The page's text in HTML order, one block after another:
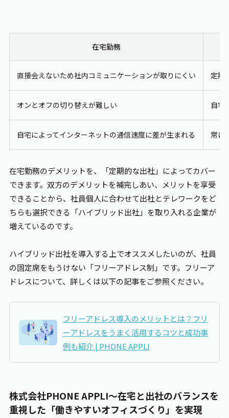
在宅勤務
直接会えないため社内コミュニケーションが取りにくい 定期
オンとオフの切り替えが難しい 自宅
自宅によってインターネットの通信速度に差が生まれる 常に
在宅勤務のデメリットを、「定期的な出社」によってカバー
できます。双方のデメリットを補完しあい、メリットを享受
できることから、社員個人に合わせて出社とテレワークをど
ちらも選択できる「ハイブリッド出社」を取り入れる企業が
増えているのです。
ハイブリッド出社を導入する上でオススメしたいのが、社員
の固定席をもうけない「フリーアドレス制」です。フリーア
ドレスについて、詳しくは以下の記事をご参照ください。
フリーアドレス導入のメリットとは？フリ
ーアドレスをうまく活用するコツと成功事
例も紹介 | PHONE APPLI
株式会社PHONEAPPLI～在宅と出社のバランスを
重視した「働きやすいオフィスづくり」を実現